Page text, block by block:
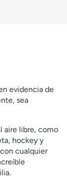
evidencia de
sea
aire libre, como
hockey y
cualquier